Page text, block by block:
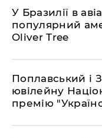
У Бразилії в
популярний
Oliver Tree
Поплавський і
ювілейну
премію